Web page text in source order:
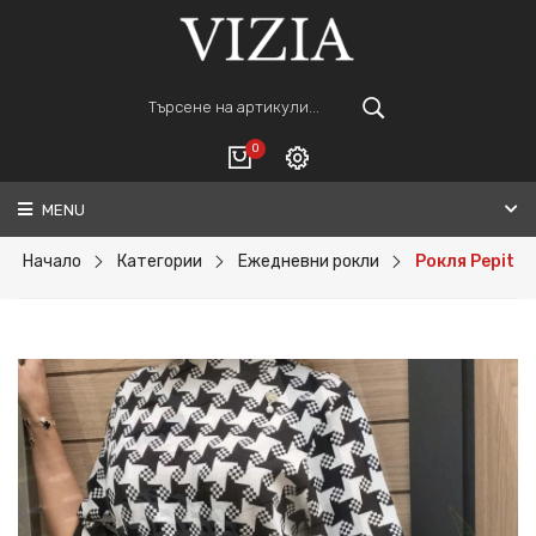
0
ВАШАТА КОЛИЧКА Е ПРАЗНА.
ПОРЪЧАЙ
Регистрация
MENU
Начало Категории Ежедневни рокли Рокля Pepit